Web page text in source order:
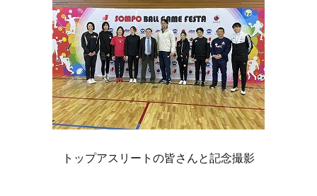
トップアスリートの皆さんと記念撮影